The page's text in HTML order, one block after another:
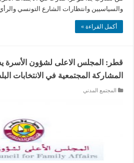
والسياسيين وانتظارات الشارع التونسي
أكمل القراءة »
قطر: المجلس الاعلى لشؤون الأسرة
المشاركة المجتمعية في الانتخابات
المجتمع المدني